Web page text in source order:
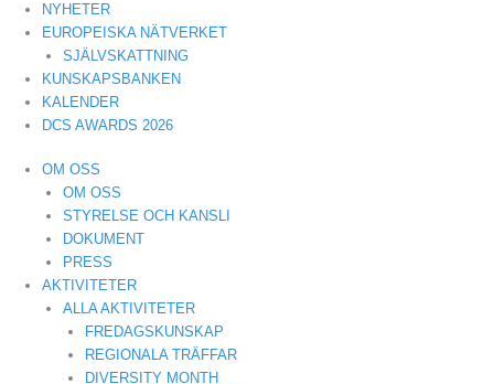
NYHETER
EUROPEISKA NÄTVERKET
SJÄLVSKATTNING
KUNSKAPSBANKEN
KALENDER
DCS AWARDS 2026
OM OSS
OM OSS
STYRELSE OCH KANSLI
DOKUMENT
PRESS
AKTIVITETER
ALLA AKTIVITETER
FREDAGSKUNSKAP
REGIONALA TRÄFFAR
DIVERSITY MONTH